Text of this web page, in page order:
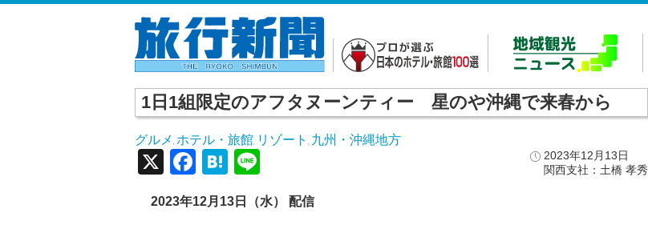
1日1組限定のアフタヌーンティー 星のや沖縄で来春から
グルメ ホテル・旅館 リゾート 九州・沖縄地方
2023年12月13日
関西支社：土橋 孝秀
X Facebook
Hatena
2023年12月13日（水） 配信